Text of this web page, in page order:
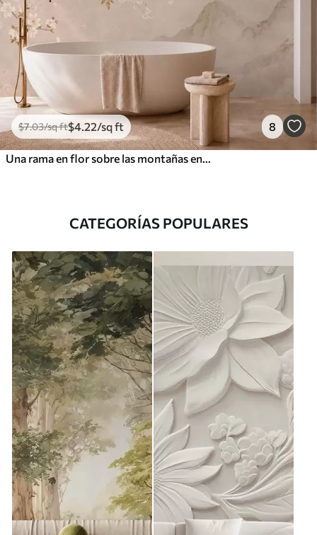
$7.03/sq ft$4 .22/sq ft 8
CATEGORÍAS POPULARES